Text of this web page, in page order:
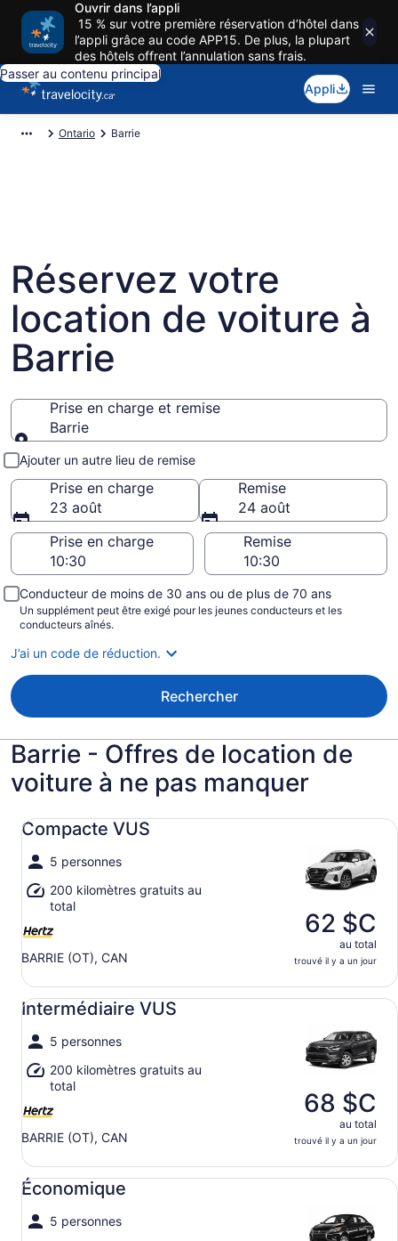
Ouvrir dans l’appli
15 % sur votre première réservation d’hôtel dans
l’appli grâce au code APP15. De plus, la plupart
des hôtels offrent l’annulation sans frais.
Passer au contenu principal
Appli
Ontario Barrie
Réservez votre
location de voiture à
Barrie
Prise en charge et remise
Barrie
Prise en charge et remise
Ajouter un autre lieu de remise
Prise en charge
23 août
Remise
24 août
Prise en charge
Remise
Conducteur de moins de 30 ans ou de plus de 70 ans
Un supplément peut être exigé pour les jeunes conducteurs et les
conducteurs aînés.
J’ai un code de réduction.
Rechercher
Barrie - Offres de location de
voiture à ne pas manquer
Compacte VUS
5 personnes
200 kilomètres gratuits au
total
BARRIE (OT), CAN
62 $C
au total
trouvé il y a un jour
Compacte VUS undefined
Intermédiaire VUS
5 personnes
200 kilomètres gratuits au
total
BARRIE (OT), CAN
68 $C
au total
trouvé il y a un jour
Intermédiaire VUS undefined
Économique
5 personnes
Économique undefined